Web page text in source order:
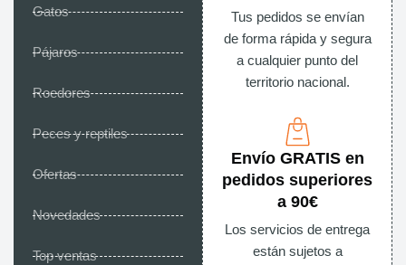
Gatos
Pájaros
Roedores
Peces y reptiles
Ofertas
Novedades
Top ventas
Tus pedidos se envían
de forma rápida y segura
a cualquier punto del
territorio nacional.
Envío GRATIS en
pedidos superiores
a 90€
Los servicios de entrega
están sujetos a